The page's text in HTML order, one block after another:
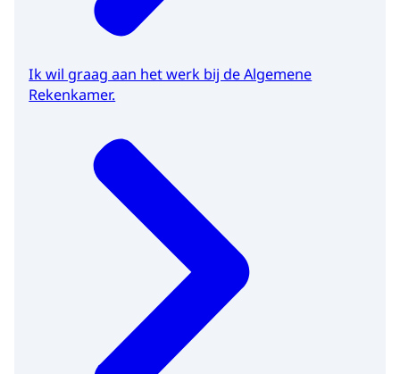
Ik wil graag aan het werk bij de Algemene
Rekenkamer.